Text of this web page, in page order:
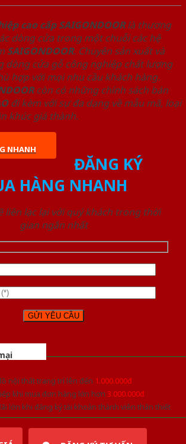
cao cấp SAIGONDOORlà thương
dòng cửa trong một chuỗi các hệ
SAIGONDOOR. Chuyên sản xuất và
dòng cửa gỗ công nghiệp chất lượng
hợp với mọi nhu cầu khách hàng.
còn có những chính sách bán
đi kèm với sự đa dạng về mẫu mã, loại
khúc giá thành.
NHANH
ĐĂNG KÝ
HÀNG NHANH
liên lạc lại với quý khách trong thời
gian ngắn nhất
nội thất trang trí lên đến 1.000.000đ
khi mua đơn hàng lớn hơn 3.000.000đ
lớn khi đăng ký tài khoản thành viên thân thiết